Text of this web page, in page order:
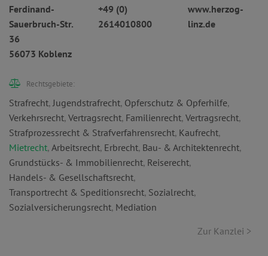
Ferdinand-
Sauerbruch-Str.
36
56073 Koblenz
+49 (0)
2614010800
www.herzog-
linz.de
Rechtsgebiete:
Strafrecht,Jugendstrafrecht, Opferschutz & Opferhilfe,
Verkehrsrecht, Vertragsrecht, Familienrecht, Vertragsrecht,
Strafprozessrecht & Strafverfahrensrecht, Kaufrecht,
Mietrecht, Arbeitsrecht, Erbrecht, Bau- & Architektenrecht,
Grundstücks- & Immobilienrecht, Reiserecht,
Handels- & Gesellschaftsrecht,
Transportrecht & Speditionsrecht, Sozialrecht,
Sozialversicherungsrecht, Mediation
Zur Kanzlei >